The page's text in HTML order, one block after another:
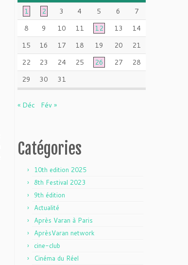
1
2 3 4 5 6
7
8
9 10 11 12 13
14
15
16 17 18 19 20
21
22
23 24 25 26 27
28
29
30 31
« Déc Fév »
Catégories
10th edition 2025
8th Festival 2023
9th édition
Actualité
Après Varan à Paris
AprèsVaran network
cine-club
Cinéma du Réel